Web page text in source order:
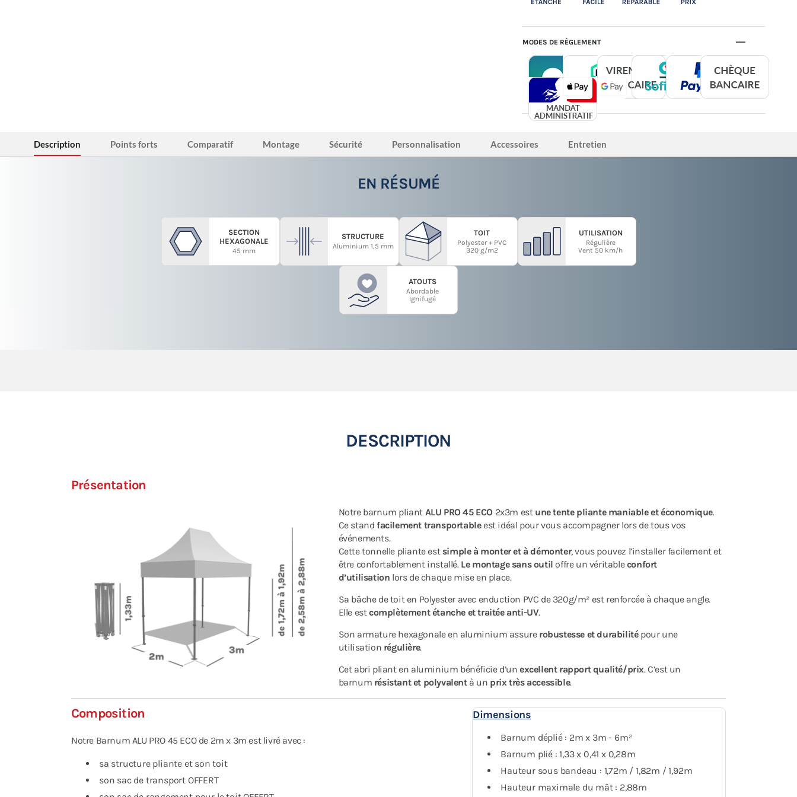
MODES DE RÈGLEMENT
Description Points forts Comparatif Montage Sécurité Personnalisation Accessoires Entretien
EN RÉSUMÉ
SECTION
HEXAGONALE
45 mm
STRUCTURE
Aluminium 1,5 mm
TOIT
Polyester + PVC
320 g/m2
UTILISATION
Régulière
Vent 50 km/h
ATOUTS
Abordable
Ignifugé
DESCRIPTION
Présentation
Notre barnum pliant ALU PRO 45 ECO 2x3m est une tente pliante maniable et économique.
Ce standfacilement transportableest idéal pour vous accompagner lors de tous vos
événements.
Cette tonnelle pliante est simple à monter et à démonter, vous pouvez l’installer facilement et
être confortablement installé. Le montage sans outil offre un véritableconfort
d’utilisation lors de chaque mise en place.
Sa bâche de toit en Polyester avec enduction PVC de 320g/m² est renforcée à chaque angle.
Elle estcomplètement étanche et traitée anti-UV.
Son armature hexagonale en aluminium assure robustesse et durabilitépour une
utilisation régulière.
Cet abri pliant en aluminium bénéficie d’unexcellent rapport qualité/prix. C’est un
barnum résistant et polyvalentà un prix très accessible.
Composition
Notre Barnum ALU PRO 45 ECO de 2m x 3m est livré avec :
sa structure pliante et son toit
son sac de transport OFFERT
Dimensions
Barnum déplié : 2m x 3m - 6m²
Barnum plié : 1,33 x 0,41 x 0,28m
Hauteur sous bandeau : 1,72m / 1,82m / 1,92m
Hauteur maximale du mât : 2,88m